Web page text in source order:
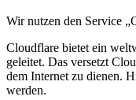
Wir nutzen den Service
Cloudflare bietet ein
geleitet. Das versetzt
dem Internet zu dienen.
werden.